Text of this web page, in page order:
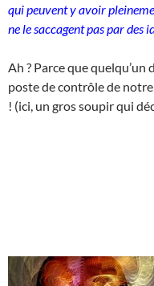
qui peuvent y avoir
ne le saccagent pas par des
Ah ? Parce que quelqu’un
poste de contrôle de
! (ici, un gros soupir qui